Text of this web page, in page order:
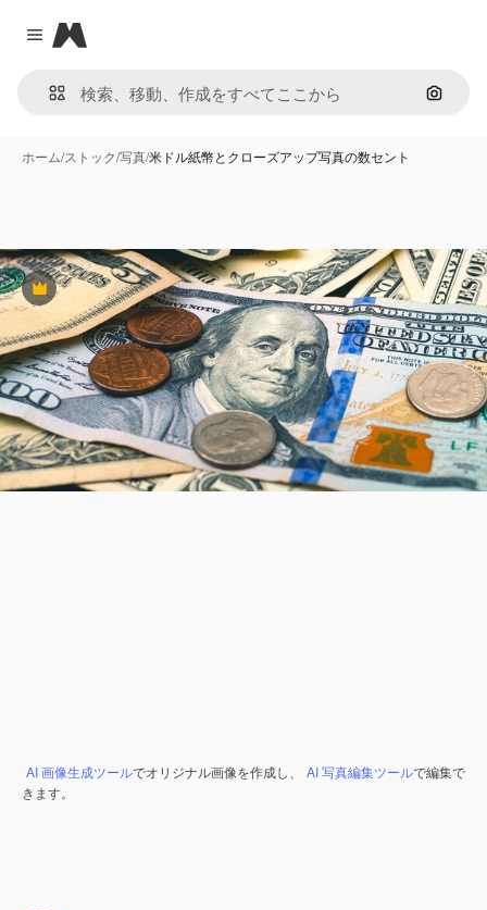
Close menu
Magnific
画像で
ホーム/ストック/写真/米ドル紙幣とクローズアップ写真の数セント
Premium
AI 画像生成ツールでオリジナル画像を作成し、 AI 写真編集ツールで編集で
きます。